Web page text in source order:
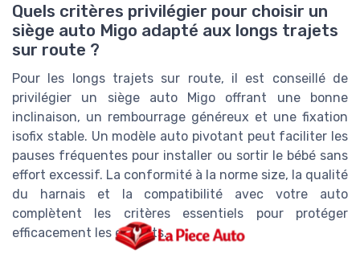
Quels critères privilégier pour choisir un
siège auto Migo adapté aux longs trajets
sur route ?
Pour les longs trajets sur route, il est conseillé de
privilégier un siège auto Migo offrant une bonne
inclinaison, un rembourrage généreux et une fixation
isofix stable. Un modèle auto pivotant peut faciliter les
pauses fréquentes pour installer ou sortir le bébé sans
effort excessif. La conformité à la norme size, la qualité
du harnais et la compatibilité avec votre auto
complètent les critères essentiels pour protéger
efficacement les enfants.